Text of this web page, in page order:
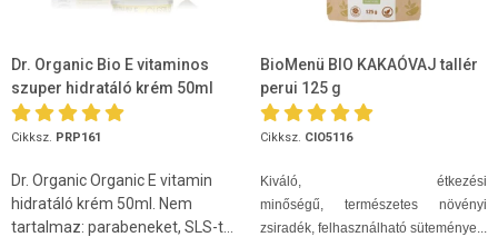
Dr. Organic Bio E vitaminos
szuper hidratáló krém 50ml
Cikksz. PRP161
Dr. Organic Organic E vitamin
hidratáló krém 50ml. Nem
tartalmaz: parabeneket, SLS-t...
BioMenü BIO KAKAÓVAJ tallér
perui 125 g
Cikksz. CIO5116
Kiváló, étkezési
minőségű, természetes növényi
zsiradék, felhasználható süteménye...